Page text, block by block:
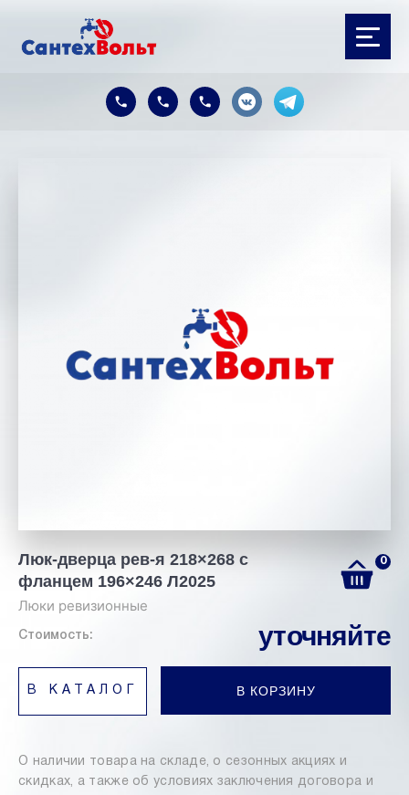
Люк-дверца рев-я 218×268 с
фланцем 196×246 Л2025
Люки ревизионные
0
Стоимость: уточняйте
В КАТАЛОГ В КОРЗИНУ
О наличии товара на складе, о сезонных акциях и
скидках, а также об условиях заключения договора и